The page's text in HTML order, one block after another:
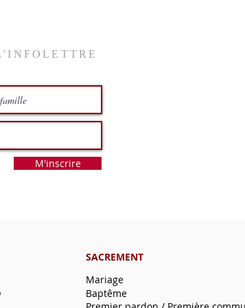
M'inscrire
SACREMENT
Mariage
Baptême